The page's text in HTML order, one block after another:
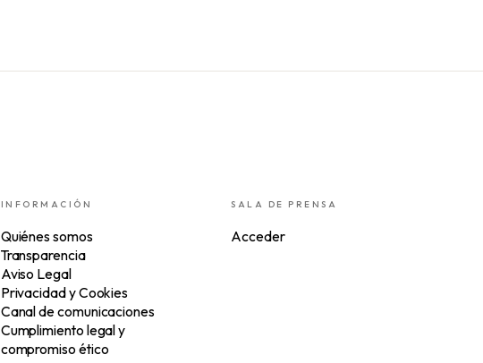
INFORMACIÓN
Quiénes somos
Transparencia
Aviso Legal
Privacidad y Cookies
Canal de comunicaciones
Cumplimiento legal y
compromiso ético
SALA DE PRENSA
Acceder